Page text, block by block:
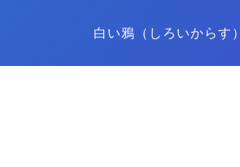
白い鴉（しろいからす）